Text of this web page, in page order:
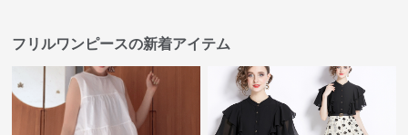
フリルワンピースの新着アイテム